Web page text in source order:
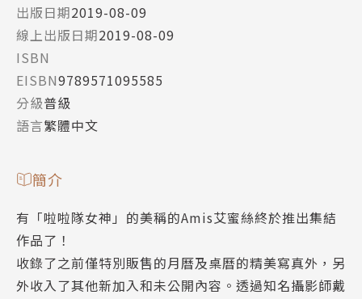
出版日期2019-08-09
線上出版日期2019-08-09
ISBN
EISBN9789571095585
分級普級
語言繁體中文
簡介
有「啦啦隊女神」的美稱的Amis艾蜜絲終於推出集結
作品了！
收錄了之前僅特別販售的月曆及桌曆的精美寫真外，另
外收入了其他新加入和未公開內容。透過知名攝影師戴